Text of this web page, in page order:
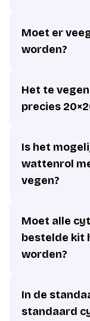
Moet er
worden?
Het te
precies
Is het
wattenrol
vegen?
Moet alle
bestelde kit
worden?
In de
standaard